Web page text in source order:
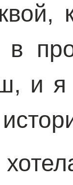
в
и